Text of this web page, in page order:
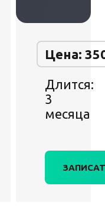
Цена:
Длится:
3
месяца